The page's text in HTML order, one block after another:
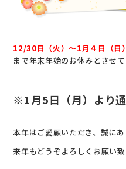
12/30日（火）～1月４日（日）
まで年末年始のお休みとさせて
※1月5日（月）より
本年はご愛顧いただき、誠にあ
来年もどうぞよろしくお願い